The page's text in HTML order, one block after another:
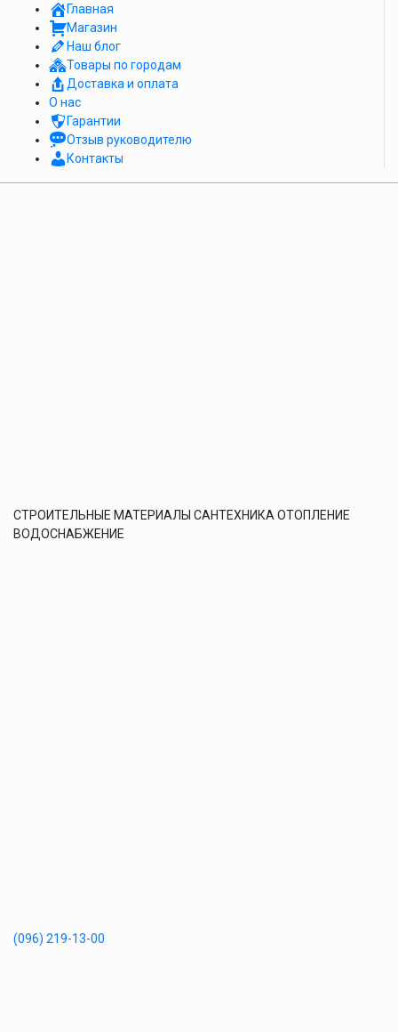
Главная
Магазин
Наш блог
Товары по городам
Доставка и оплата
О нас
Гарантии
Отзыв руководителю
Контакты
СТРОИТЕЛЬНЫЕ МАТЕРИАЛЫ САНТЕХНИКА ОТОПЛЕНИЕ
ВОДОСНАБЖЕНИЕ
(096) 219-13-00